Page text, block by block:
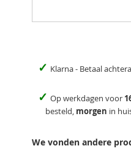
✓ Klarna - Betaal
✓ Op werkdagen voor
besteld, morgen in
We vonden andere